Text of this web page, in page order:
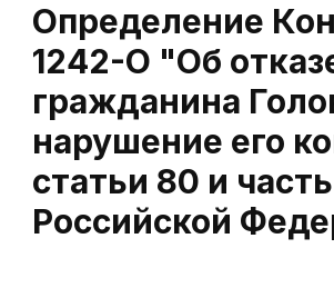
Определение
1242-О "Об
гражданина
нарушение его
статьи 80 и
Российской